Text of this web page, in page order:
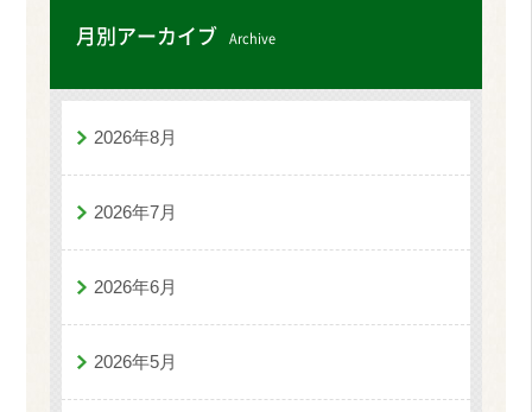
月別アーカイブ Archive
2026年8月
2026年7月
2026年6月
2026年5月